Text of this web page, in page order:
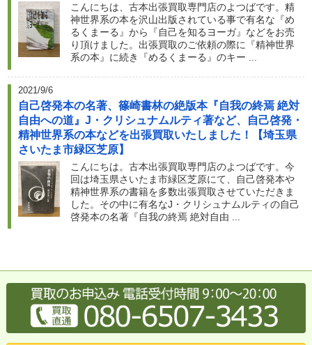
こんにちは、古本出張買取専門店のよつばです。精
神世界系の本を沢山出版されている事で有名な『め
るくまーる』から『自己を知るヨーガ』などをお売
り頂けました。出張買取のご依頼の際に『精神世界
系の本』に続き『めるくまーる』のキー ...
2021/9/6
自己啓発本の名著、篠崎書林の絶版本『自我の終焉 絶対
自由への道』J・クリシュナムルティ著など、自己啓発・
精神世界系の本などを出張買取いたしました！【埼玉県
さいたま市緑区芝原】
こんにちは。古本出張買取専門店のよつばです。今
回は埼玉県さいたま市緑区芝原にて、自己啓発本や
精神世界系の書籍を多数出張買取させていただきま
した。その中に有名なJ・クリシュナムルティの自己
啓発本の名著『自我の終焉 絶対自由 ...